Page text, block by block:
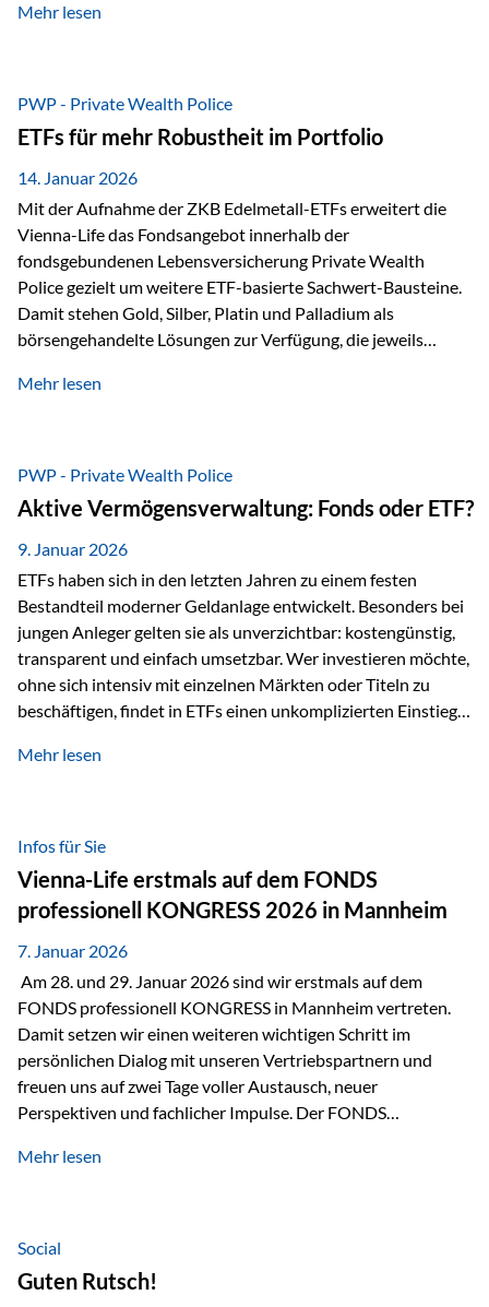
Wealth Police der Vienna-Life lassen sich beide Ansätze
Risikostreuung, Inflationsrobustheit und Stabilisierung. 1)
Die Philosophiefrage: breit oder bewusst? Global investieren
bedeutet: Das Portfolio bildet die Weltmärkte möglichst
breit ab, ohne die…
Mehr lesen
PWP - Private Wealth Police
ETFs für mehr Robustheit im Portfolio
14. Januar 2026
Mit der Aufnahme der ZKB Edelmetall-ETFs erweitert die
Vienna-Life das Fondsangebot innerhalb der
fondsgebundenen Lebensversicherung Private Wealth
Police gezielt um weitere ETF-basierte Sachwert-Bausteine.
Damit stehen Gold, Silber, Platin und Palladium als
börsengehandelte Lösungen zur Verfügung, die jeweils
dabei nicht auf einzelnen Marktmeinungen, sondern auf
Inflationsrobustheit und Stabilisierung – eingebettet in eine
liechtensteinische Versicherungsstruktur. Die
Sicherheitsarchitektur: Liechtenstein als Strukturprinzip Die
Private Wealth Police positioniert sich mit einer dreistufigen
Sicherheitsarchitektur, die auf mehreren Ebenen ansetzt:
Stufe 1: Versicherer-Ebene • Versicherung mit…
Mehr lesen
PWP - Private Wealth Police
Aktive Vermögensverwaltung: Fonds oder ETF?
9. Januar 2026
ETFs haben sich in den letzten Jahren zu einem festen
Bestandteil moderner Geldanlage entwickelt. Besonders bei
jungen Anleger gelten sie als unverzichtbar: kostengünstig,
transparent und einfach umsetzbar. Wer investieren möchte,
ohne sich intensiv mit einzelnen Märkten oder Titeln zu
beschäftigen, findet in ETFs einen unkomplizierten Einstieg
werden häufig kritisch betrachtet. Sie gelten als teurer,
Beide Ansätze haben ihre Berechtigung und ihre Stärken
entfalten sie oft gerade in Kombination. ETFs: Effizient, breit
gestreut und klar strukturiert…
Mehr lesen
Infos für Sie
Vienna-Life erstmals auf dem FONDS
professionell KONGRESS 2026 in Mannheim
7. Januar 2026
Am 28. und 29. Januar 2026 sind wir erstmals auf dem
FONDS professionell KONGRESS in Mannheim vertreten.
Damit setzen wir einen weiteren wichtigen Schritt im
persönlichen Dialog mit unseren Vertriebspartnern und
freuen uns auf zwei Tage voller Austausch, neuer
Perspektiven und fachlicher Impulse. Der FONDS
Branchentreffen für Finanz- und Versicherungsprofis im
Vermögensstrukturierung und Nachfolgeplanung
gemeinsam zu diskutieren. Persönlich für Sie vor Ort An
beiden Kongresstagen stehen Ihnen Maximilian
Mehr lesen
Social
Guten Rutsch!